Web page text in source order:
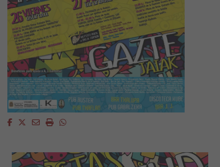
Facebook
Twitter
EmailImprimirWhatsapp